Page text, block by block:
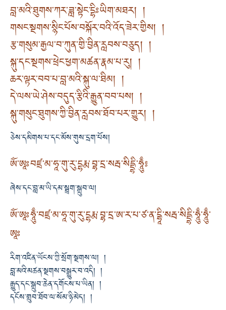
བླ་མའི་ཐུགས་ཀར་ཟླ་སྟེང་དྷིཿཡིག་མཐར། །
གསང་སྔགས་སྙིང་པོས་བསྐོར་བའི་འོད་ཟེར་གྱིས། །
རྩ་གསུམ་རྒྱལ་བ་ཀུན་གྱི་བྱིན་རླབས་བཅུད། །
སྐུ་དང་སྔགས་ཕྲེང་ཕྱག་མཚན་རྣམ་པ་རུ། །
ཆར་ལྟར་བབ་པ་བླ་མའི་སྐུ་ལ་ཐིམ། །
དེ་ལས་ཡེ་ཤེས་བདུད་རྩིའི་རྒྱུན་བབ་པས། །
སྐུ་གསུང་ཐུགས་ཀྱི་བྱིན་རླབས་ཐོབ་པར་གྱུར། །
ཅེས་དམིགས་པ་དང་མོས་གུས་དྲག་པོས།
ཨོཾ་ཨཱཿབཛྲ་མ་ཧཱ་གུ་རུ་དྷརྨ་བྷ་དྲ་སརྦ་སིདྡྷི་ཧཱུྃ༔
ཞེས་དང་བླ་མ་ཡི་དམ་སྦྲག་སྒྲུབ་ལ།
ཨོཾ་ཨཱཿཧཱུྃ་བཛྲ་མ་ཧཱ་གུ་རུ་དྷརྨ་བྷ་དྲ་ཨ་ར་པ་ཙ་ན་དྷཱི་སརྦ་སིདྡྷི་ཧཱུྃ་ཧཱུྃ་
ཨཱཿ
རིག་འཛིན་ཡོངས་ཀྱི་སྲོག་སྔགས་ལ། །
བླ་མའི་མཚན་སྔགས་བསྒྱུར་བ་འདི། །
རྒྱུད་དང་སྒྲུབ་ཆེན་དགོངས་པ་ཡིན། །
དངོས་གྲུབ་ཐོབ་ལ་སོམ་ཉི་མེད། །